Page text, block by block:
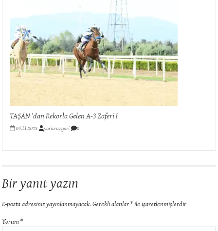
TAŞAN ‘dan Rekorla Gelen A-3 Zaferi !
04.11.2023 yarisruzgari 0
Bir yanıt yazın
E-posta adresiniz yayınlanmayacak. Gerekli alanlar*ile işaretlenmişlerdir
Yorum*